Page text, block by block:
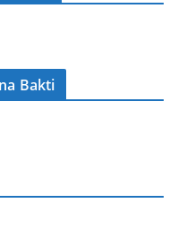
Bakti